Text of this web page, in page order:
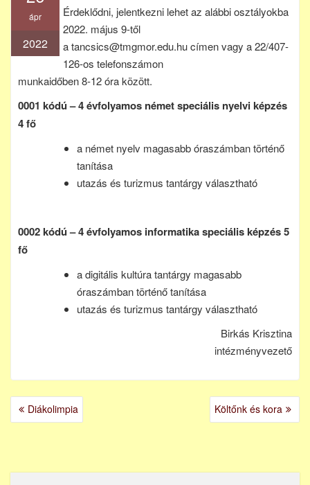
ápr
2022
Érdeklődni, jelentkezni lehet az alábbiosztályokba
2022. május 9-től
a tancsics@tmgmor.edu.hu címen vagy a 22/407-
126-os telefonszámon
munkaidőben 8-12 óra között.
0001 kódú – 4 évfolyamos német speciális nyelvi képzés
4 fő
a német nyelv magasabb óraszámban történő
tanítása
utazás és turizmus tantárgy választható
0002 kódú – 4 évfolyamos informatika speciális képzés 5
fő
a digitális kultúra tantárgy magasabb
óraszámban történő tanítása
utazás és turizmus tantárgy választható
Birkás Krisztina
intézményvezető
BEJEGYZÉS
NAVIGÁCIÓ
Diákolimpia Költőnk és kora